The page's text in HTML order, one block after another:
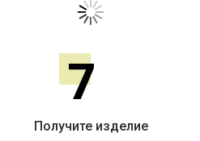
7
Получите изделие